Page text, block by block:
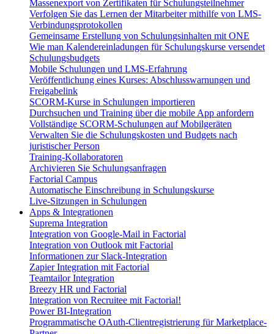
Massenexport von Zertifikaten für Schulungsteilnehmer
Verfolgen Sie das Lernen der Mitarbeiter mithilfe von LMS-
Verbindungsprotokollen
Gemeinsame Erstellung von Schulungsinhalten mit ONE
Wie man Kalendereinladungen für Schulungskurse versendet
Schulungsbudgets
Mobile Schulungen und LMS-Erfahrung
Veröffentlichung eines Kurses: Abschlusswarnungen und
Freigabelink
SCORM-Kurse in Schulungen importieren
Durchsuchen und Training über die mobile App anfordern
Vollständige SCORM-Schulungen auf Mobilgeräten
Verwalten Sie die Schulungskosten und Budgets nach
juristischer Person
Training-Kollaboratoren
Archivieren Sie Schulungsanfragen
Factorial Campus
Automatische Einschreibung in Schulungskurse
Live-Sitzungen in Schulungen
Apps & Integrationen
Suprema Integration
Integration von Google-Mail in Factorial
Integration von Outlook mit Factorial
Informationen zur Slack-Integration
Zapier Integration mit Factorial
Teamtailor Integration
Breezy HR und Factorial
Integration von Recruitee mit Factorial!
Power BI-Integration
Programmatische OAuth-Clientregistrierung für Marketplace-